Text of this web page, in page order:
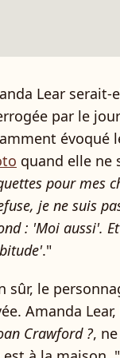
Lear serait-
par le
évoqué
quand elle ne
pour mes
je ne suis
: 'Moi aussi'.
."
sûr, le
Amanda
Crawford ?,